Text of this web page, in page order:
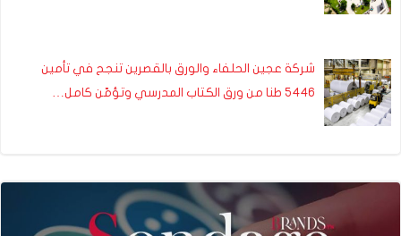
شركة عجين الحلفاء والورق بالقصرين تنجح في تأمين
5446 طنا من ورق الكتاب المدرسي وتؤمّن كامل…